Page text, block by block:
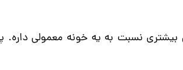
نسبت به یه خونه معمولی